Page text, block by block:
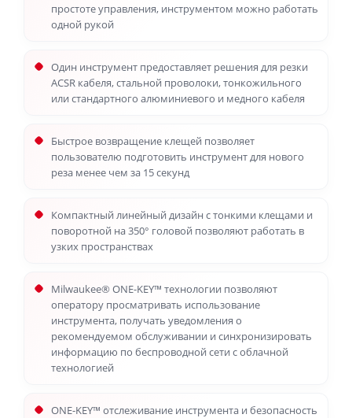
простоте управления, инструментом можно работать
одной рукой
Один инструмент предоставляет решения для резки
ACSR кабеля, стальной проволоки, тонкожильного
или стандартного алюминиевого и медного кабеля
Быстрое возвращение клещей позволяет
пользователю подготовить инструмент для нового
реза менее чем за 15 секунд
Компактный линейный дизайн с тонкими клещами и
поворотной на 350° головой позволяют работать в
узких пространствах
Milwaukee® ONE-KEY™ технологии позволяют
оператору просматривать использование
инструмента, получать уведомления о
рекомендуемом обслуживании и синхронизировать
информацию по беспроводной сети с облачной
технологией
ONE-KEY™ отслеживание инструмента и безопасность